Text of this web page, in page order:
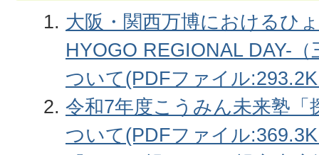
大阪・関西万博におけるひ
HYOGO REGIONAL DAY-
ついて(PDFファイル
令和7年度こうみん未来塾「
ついて(PDFファイル